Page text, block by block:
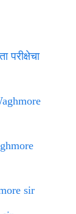
परीक्षेचा
sir